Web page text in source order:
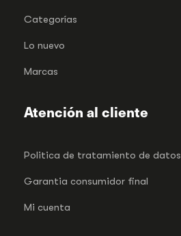
Categorías
Lo nuevo
Marcas
Atención al cliente
Politica de tratamiento de datos
Garantia consumidor final
Mi cuenta